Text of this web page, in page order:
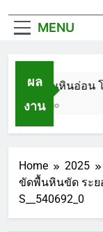
MENU
ผล
งาน
ขัดพื้นหินอ่อน โ
1 ปี Ago
Home 2025
ขัดพื้นหินขัด ระยอ
S__540692_0